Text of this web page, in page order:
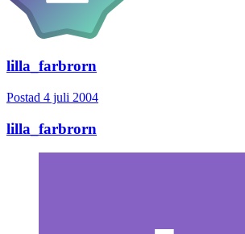
lilla_farbrorn
Postad 4 juli 2004
lilla_farbrorn